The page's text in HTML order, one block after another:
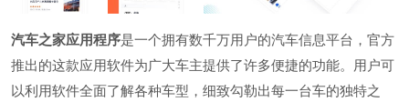
汽车之家应用程序是一个拥有数千万用户的汽车信息平台，官方
推出的这款应用软件为广大车主提供了许多便捷的功能。用户可
以利用软件全面了解各种车型，细致勾勒出每一台车的独特之